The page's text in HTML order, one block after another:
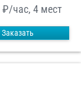
₽/час, 4 мест
Заказать